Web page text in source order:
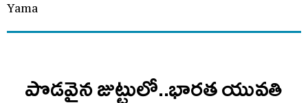
పొడవైన జుట్టులో..భారత యువతి